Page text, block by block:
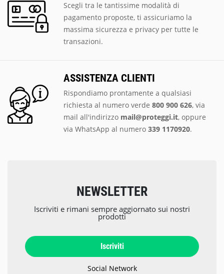
Scegli tra le tantissime modalità di
pagamento proposte, ti assicuriamo la
massima sicurezza e privacy per tutte le
transazioni.
ASSISTENZA CLIENTI
Rispondiamo prontamente a qualsiasi
richiesta al numero verde 800 900 626, via
mail all'indirizzo mail@proteggi.it, oppure
via WhatsApp al numero 339 1170920.
NEWSLETTER
Iscriviti e rimani sempre aggiornato sui nostri
prodotti
Iscriviti
Social Network